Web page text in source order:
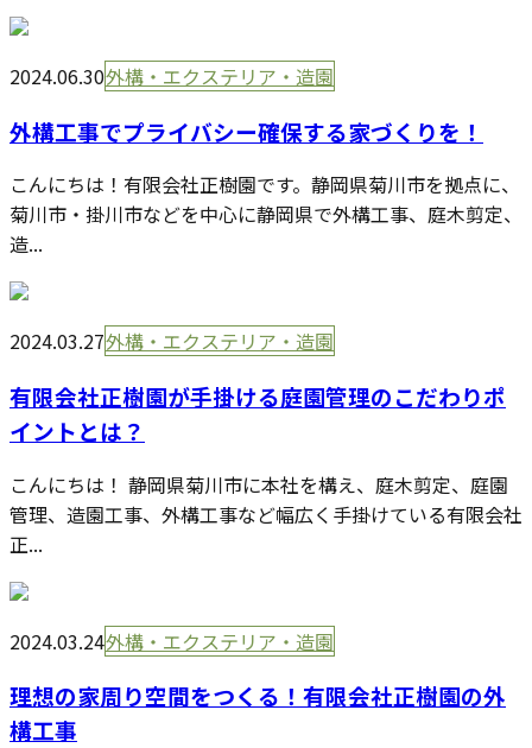
2024.06.30外構・エクステリア・造園
外構工事でプライバシー確保する家づくりを！
こんにちは！有限会社正樹園です。静岡県菊川市を拠点に、
菊川市・掛川市などを中心に静岡県で外構工事、庭木剪定、
造...
2024.03.27外構・エクステリア・造園
有限会社正樹園が手掛ける庭園管理のこだわりポ
イントとは？
こんにちは！ 静岡県菊川市に本社を構え、庭木剪定、庭園
管理、造園工事、外構工事など幅広く手掛けている有限会社
正...
2024.03.24外構・エクステリア・造園
理想の家周り空間をつくる！有限会社正樹園の外
構工事